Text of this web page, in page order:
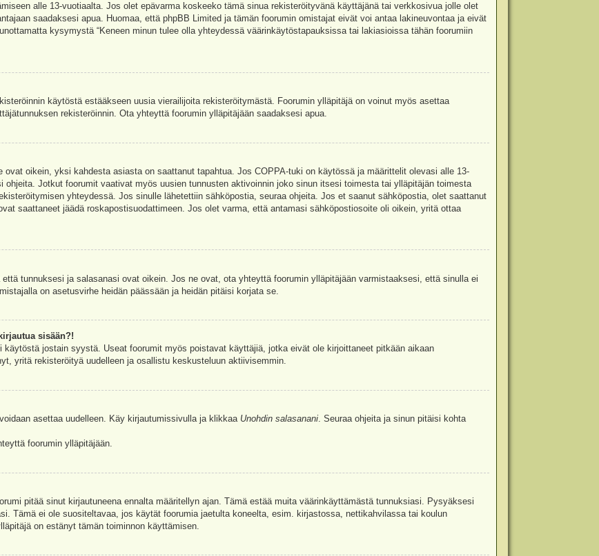
alle 13-vuotiaalta. Jos olet epävarma koskeeko tämä sinua rekisteröityvänä käyttäjänä tai verkkosivua jolle olet
saadaksesi apua. Huomaa, että phpBB Limited ja tämän foorumin omistajat eivät voi antaa lakineuvontaa ja eivät
kysymystä “Keneen minun tulee olla yhteydessä väärinkäytöstapauksissa tai lakiasioissa tähän foorumiin
käytöstä estääkseen uusia vierailijoita rekisteröitymästä. Foorumin ylläpitäjä on voinut myös asettaa
rekisteröinnin. Ota yhteyttä foorumin ylläpitäjään saadaksesi apua.
oikein, yksi kahdesta asiasta on saattanut tapahtua. Jos COPPA-tuki on käytössä ja määrittelit olevasi alle 13-
Jotkut foorumit vaativat myös uusien tunnusten aktivoinnin joko sinun itsesi toimesta tai ylläpitäjän toimesta
yhteydessä. Jos sinulle lähetettiin sähköpostia, seuraa ohjeita. Jos et saanut sähköpostia, olet saattanut
saattaneet jäädä roskapostisuodattimeen. Jos olet varma, että antamasi sähköpostiosoite oli oikein, yritä ottaa
tunnuksesi ja salasanasi ovat oikein. Jos ne ovat, ota yhteyttä foorumin ylläpitäjään varmistaaksesi, että sinulla ei
on asetusvirhe heidän päässään ja heidän pitäisi korjata se.
sisään?!
jostain syystä. Useat foorumit myös poistavat käyttäjiä, jotka eivät ole kirjoittaneet pitkään aikaan
yritä rekisteröityä uudelleen ja osallistu keskusteluun aktiivisemmin.
asettaa uudelleen. Käy kirjautumissivulla ja klikkaa Unohdin salasanani. Seuraa ohjeita ja sinun pitäisi kohta
foorumin ylläpitäjään.
pitää sinut kirjautuneena ennalta määritellyn ajan. Tämä estää muita väärinkäyttämästä tunnuksiasi. Pysyäksesi
Tämä ei ole suositeltavaa, jos käytät foorumia jaetulta koneelta, esim. kirjastossa, nettikahvilassa tai koulun
on estänyt tämän toiminnon käyttämisen.